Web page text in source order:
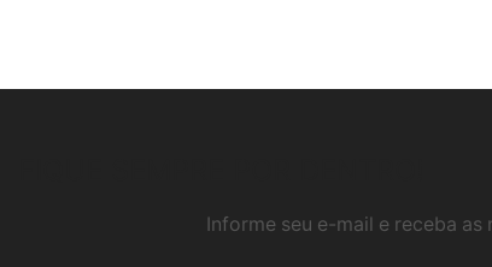
Informe seu e-mail e receba